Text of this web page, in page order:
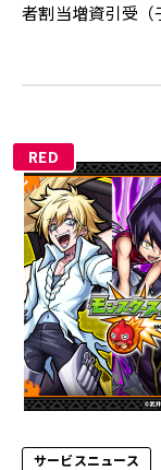
者割当増資引受
RED
サービスニュース